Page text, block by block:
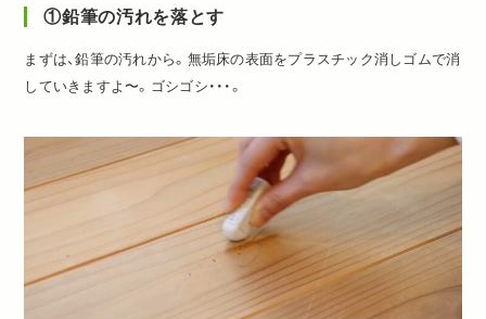
①鉛筆の汚れを落とす
まずは、鉛筆の汚れから。無垢床の表面をプラスチック消しゴムで消
していきますよ〜。ゴシゴシ・・・。